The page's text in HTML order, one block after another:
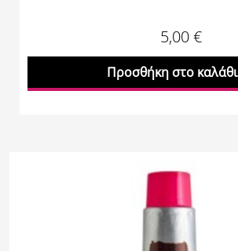
5,00€
Προσθήκη στο καλάθι